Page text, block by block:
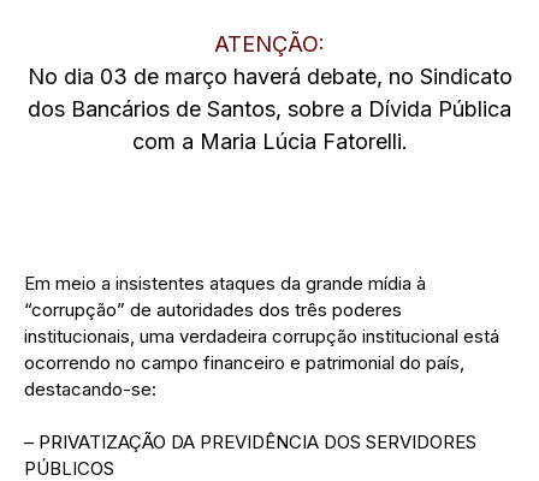
ATENÇÃO:
No dia 03 de março haverá debate, no Sindicato
dos Bancários de Santos, sobre a Dívida Pública
com a Maria Lúcia Fatorelli.
Em meio a insistentes ataques da grande mídia à
“corrupção” de autoridades dos três poderes
institucionais, uma verdadeira corrupção institucional está
ocorrendo no campo financeiro e patrimonial do país,
destacando-se:
– PRIVATIZAÇÃO DA PREVIDÊNCIA DOS SERVIDORES
PÚBLICOS